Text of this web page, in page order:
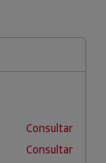
Consultar
Consultar